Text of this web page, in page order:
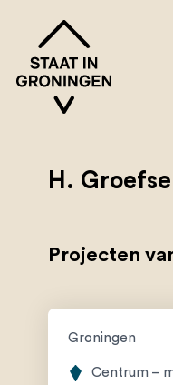
H.
Projecten
Groningen
Centrum –